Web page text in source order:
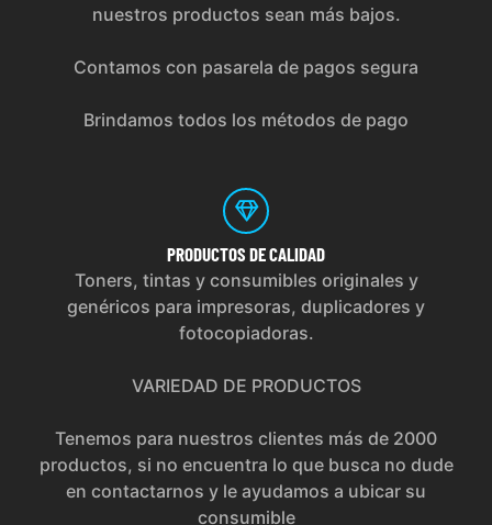
nuestros productos sean más bajos.
Contamos con pasarela de pagos segura
Brindamos todos los métodos de pago
PRODUCTOS DE CALIDAD
Toners, tintas y consumibles originales y
genéricos para impresoras, duplicadores y
fotocopiadoras.
VARIEDAD DE PRODUCTOS
Tenemos para nuestros clientes más de 2000
productos, si no encuentra lo que busca no dude
en contactarnos y le ayudamos a ubicar su
consumible